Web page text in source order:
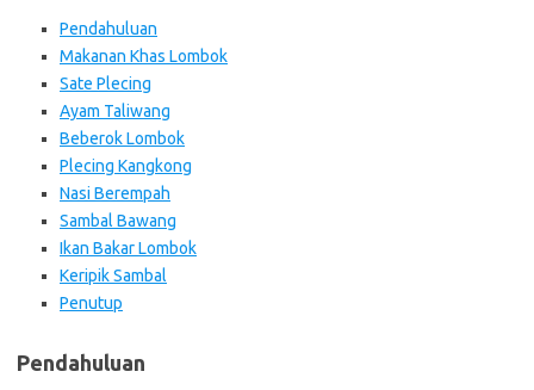
Pendahuluan
Makanan Khas Lombok
Sate Plecing
Ayam Taliwang
Beberok Lombok
Plecing Kangkong
Nasi Berempah
Sambal Bawang
Ikan Bakar Lombok
Keripik Sambal
Penutup
Pendahuluan